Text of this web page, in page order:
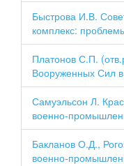
Быстрова И.В.
комплекс:
Платонов С.П.
Вооруженных Сил
Самуэльсон Л.
военно-
Бакланов О.Д.,
военно-